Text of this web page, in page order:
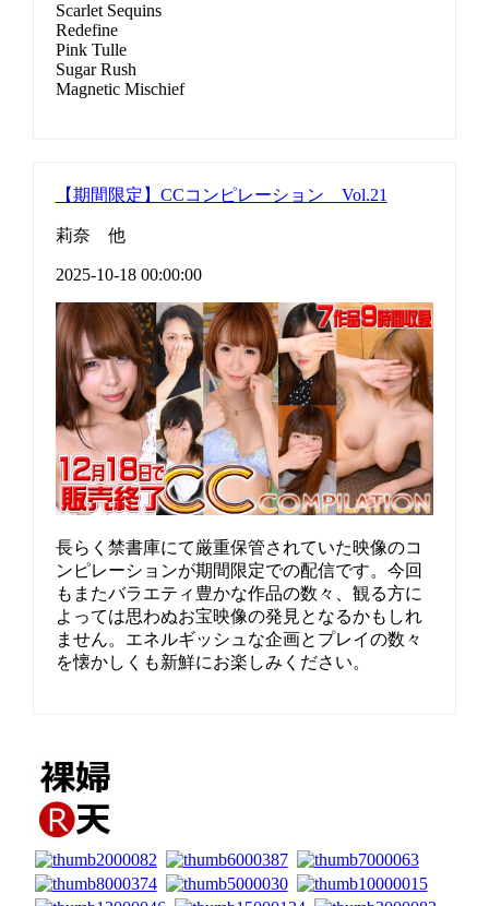
Scarlet Sequins
Redefine
Pink Tulle
Sugar Rush
Magnetic Mischief
【期間限定】CCコンピレーション Vol.21
莉奈 他
2025-10-18 00:00:00
長らく禁書庫にて厳重保管されていた映像のコ
ンピレーションが期間限定での配信です。今回
もまたバラエティ豊かな作品の数々、観る方に
よっては思わぬお宝映像の発見となるかもしれ
ません。エネルギッシュな企画とプレイの数々
を懐かしくも新鮮にお楽しみください。